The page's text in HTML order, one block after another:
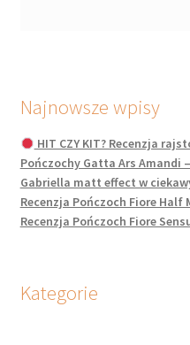
Najnowsze wpisy
HIT CZY KIT? Recenzja
Pończochy Gatta Ars Amandi
Gabriella matt effect w
Recenzja Pończoch Fiore Half
Recenzja Pończoch Fiore
Kategorie